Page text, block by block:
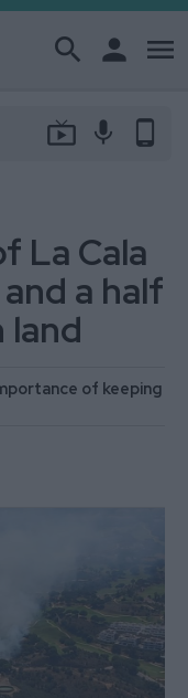
search person menu
live_tv mic phone_android
La Cala
a half
land
of keeping